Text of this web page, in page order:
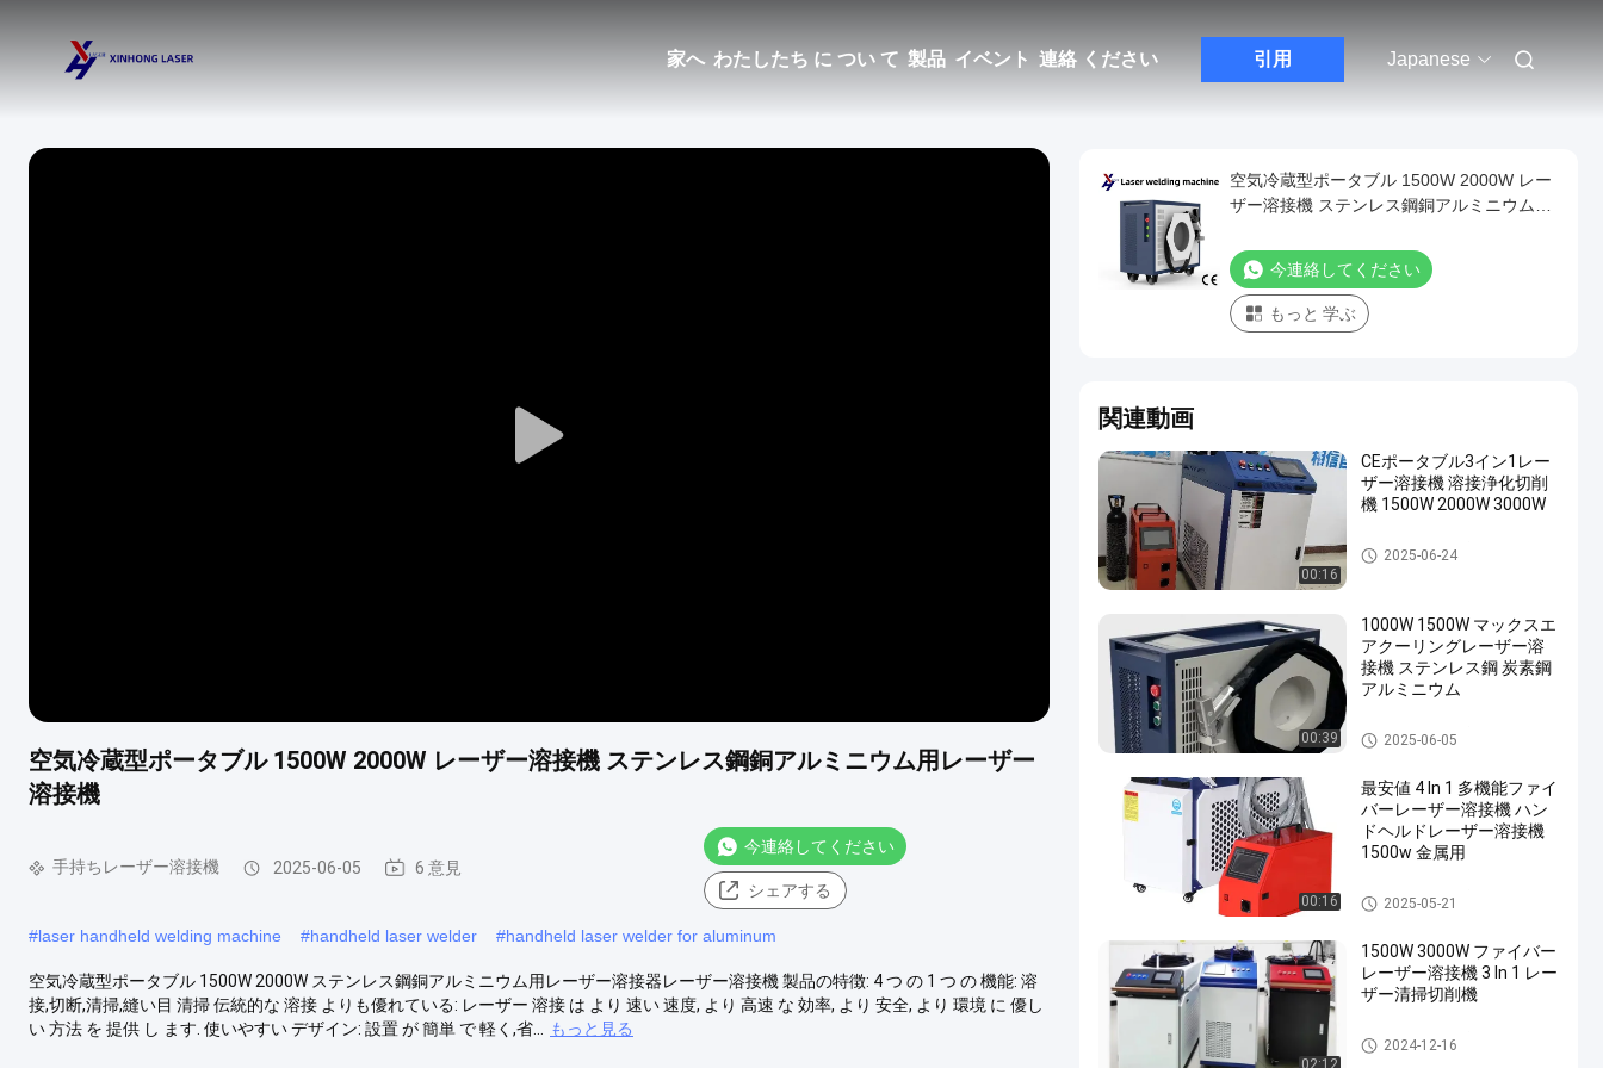
家へ わたしたち に つい て 製品 イベント 連絡 ください 引用 Japanese
Play
空気冷蔵型ポータブル 1500W 2000W レーザー溶接機 ステンレス鋼銅アルミニウム用レーザー
溶接機
手持ちレーザー溶接機 2025-06-05 6 意見
今連絡してください
シェアする
#laser handheld welding machine #handheld laser welder #handheld laser welder for aluminum
空気冷蔵型ポータブル 1500W 2000W ステンレス鋼銅アルミニウム用レーザー溶接器レーザー溶接機 製品の特徴: 4 つ の 1 つ の 機能: 溶
接,切断,清掃,縫い目 清掃 伝統的な 溶接 よりも優れている: レーザー 溶接 は より 速い 速度, より 高速 な 効率, より 安全, より 環境 に 優し
い 方法 を 提供 し ます. 使いやすい デザイン: 設置 が 簡単 で 軽く,省...
もっと見る
空気冷蔵型ポータブル 1500W 2000W レー
ザー溶接機 ステンレス鋼銅アルミニウム用
今連絡してください
もっと 学ぶ
関連動画
00:16
CEポータブル3イン1レー
ザー溶接機 溶接浄化切削
機 1500W 2000W 3000W
手持ちレーザー溶接機
2025-06-24
00:39
1000W 1500W マックスエ
アクーリングレーザー溶
接機 ステンレス鋼 炭素鋼
アルミニウム
手持ちレーザー溶接機
2025-06-05
00:16
最安値 4 In 1 多機能ファイ
バーレーザー溶接機 ハン
ドヘルドレーザー溶接機
1500w 金属用
手持ちレーザー溶接機
2025-05-21
02:12
1500W 3000W ファイバー
レーザー溶接機 3 In 1 レー
ザー清掃切削機
手持ちレーザー溶接機
2024-12-16